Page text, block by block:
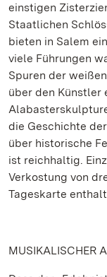
einstigen
Staatlichen
bieten in Salem
viele Führungen
Spuren der
über den Künstler
die Geschichte
über historische
ist reichhaltig.
Verkostung von
Tageskarte
MUSIKALISCHER